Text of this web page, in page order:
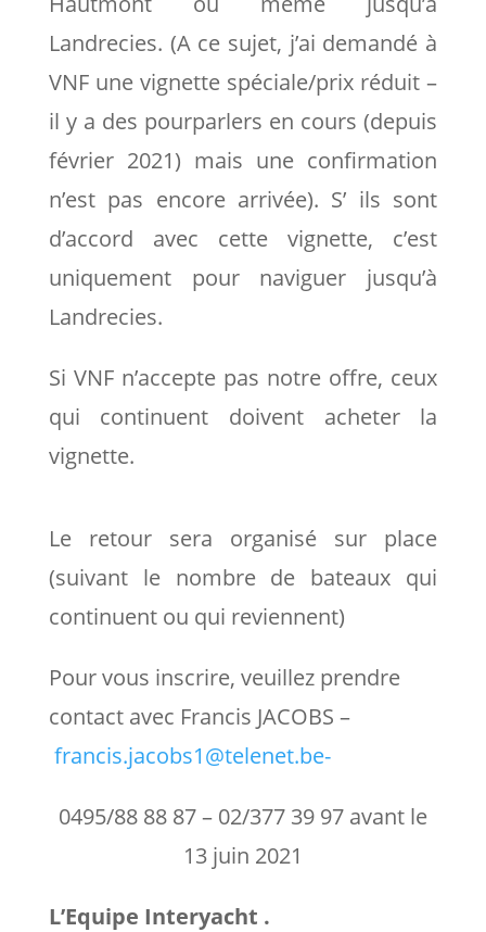
Landrecies. (A ce sujet, j’ai demandé à
VNF une vignette spéciale/prix réduit –
il y a des pourparlers en cours (depuis
février 2021) mais une confirmation
n’est pas encore arrivée). S’ ils sont
d’accord avec cette vignette, c’est
uniquement pour naviguer jusqu’à
Landrecies.
Si VNF n’accepte pas notre offre, ceux
qui continuent doivent acheter la
vignette.
Le retour sera organisé sur place
(suivant le nombre de bateaux qui
continuent ou qui reviennent)
Pour vous inscrire, veuillez prendre
contact avec Francis JACOBS –
francis.jacobs1@telenet.be-
0495/88 88 87 – 02/377 39 97 avant le
13 juin 2021
L’Equipe Interyacht .